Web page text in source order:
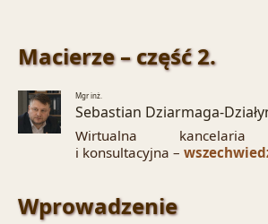
Macierze – część 2.
Mgr inż.
Sebastian Dziarmaga-
Wirtualna kancelaria
i konsultacyjna –
Wprowadzenie